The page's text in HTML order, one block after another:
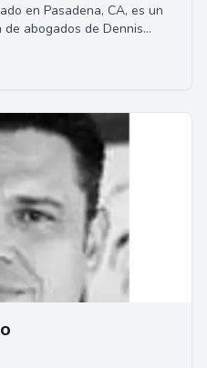
en Pasadena, CA, es un
abogados de Dennis